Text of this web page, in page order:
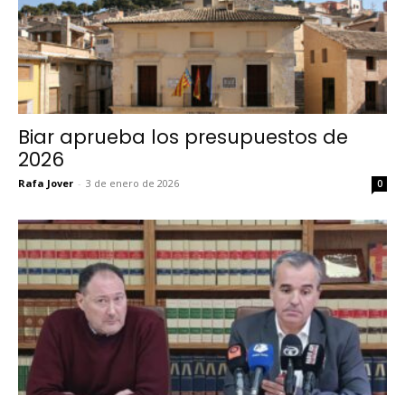
Biar aprueba los presupuestos de
2026
Rafa Jover - 3 de enero de 2026 0